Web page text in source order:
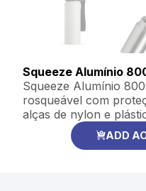
Squeeze Alumínio
Squeeze Alumínio
rosqueável com
alças de nylon e
ADD